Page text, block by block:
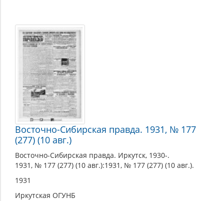
Восточно-Сибирская правда. 1931, № 177
(277) (10 авг.)
Восточно-Сибирская правда. Иркутск, 1930-.
1931, № 177 (277) (10 авг.):1931, № 177 (277) (10 авг.).
1931
Иркутская ОГУНБ